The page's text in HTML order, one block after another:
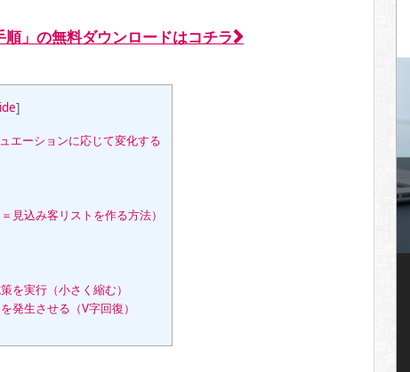
順」の無料ダウンロードはコチラ
]
エーションに応じて変化する
見込み客リストを作る方法）
を実行（小さく縮む）
発生させる（V字回復）